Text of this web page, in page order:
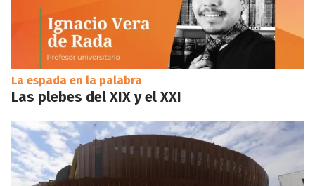
La espada en la palabra
Las plebes del XIX y el XXI